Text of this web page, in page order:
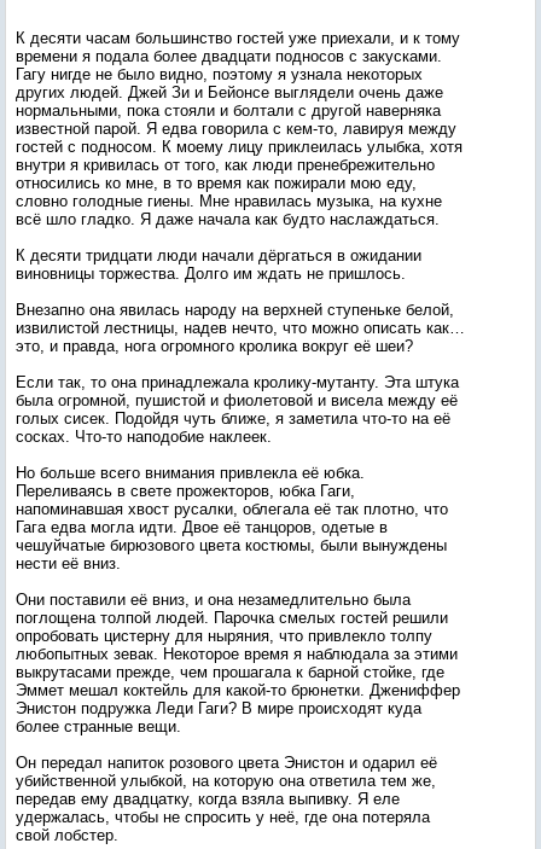
К десяти часам большинство гостей уже приехали, и к тому
времени я подала более двадцати подносов с закусками.
Гагу нигде не было видно, поэтому я узнала некоторых
других людей. Джей Зи и Бейонсе выглядели очень даже
нормальными, пока стояли и болтали с другой наверняка
известной парой. Я едва говорила с кем-то, лавируя между
гостей с подносом. К моему лицу приклеилась улыбка, хотя
внутри я кривилась от того, как люди пренебрежительно
относились ко мне, в то время как пожирали мою еду,
словно голодные гиены. Мне нравилась музыка, на кухне
всё шло гладко. Я даже начала как будто наслаждаться.
К десяти тридцати люди начали дёргаться в ожидании
виновницы торжества. Долго им ждать не пришлось.
Внезапно она явилась народу на верхней ступеньке белой,
извилистой лестницы, надев нечто, что можно описать как…
это, и правда, нога огромного кролика вокруг её шеи?
Если так, то она принадлежала кролику-мутанту. Эта штука
была огромной, пушистой и фиолетовой и висела между её
голых сисек. Подойдя чуть ближе, я заметила что-то на её
сосках. Что-то наподобие наклеек.
Но больше всего внимания привлекла её юбка.
Переливаясь в свете прожекторов, юбка Гаги,
напоминавшая хвост русалки, облегала её так плотно, что
Гага едва могла идти. Двое её танцоров, одетые в
чешуйчатые бирюзового цвета костюмы, были вынуждены
нести её вниз.
Они поставили её вниз, и она незамедлительно была
поглощена толпой людей. Парочка смелых гостей решили
опробовать цистерну для ныряния, что привлекло толпу
любопытных зевак. Некоторое время я наблюдала за этими
выкрутасами прежде, чем прошагала к барной стойке, где
Эммет мешал коктейль для какой-то брюнетки. Джениффер
Энистон подружка Леди Гаги? В мире происходят куда
более странные вещи.
Он передал напиток розового цвета Энистон и одарил её
убийственной улыбкой, на которую она ответила тем же,
передав ему двадцатку, когда взяла выпивку. Я еле
удержалась, чтобы не спросить у неё, где она потеряла
свой лобстер.